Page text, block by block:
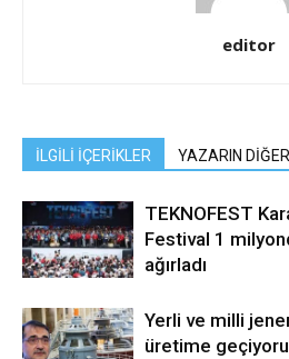
editor
İLGİLİ İÇERİKLER YAZARIN
TEKNOFEST
Festival 1
ağırladı
Yerli ve milli
üretime